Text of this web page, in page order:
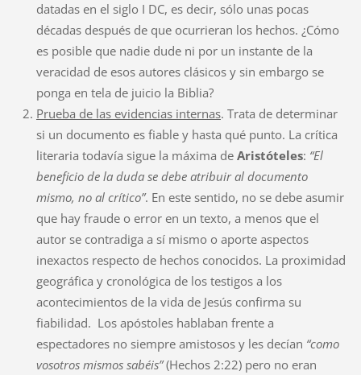
datadas en el siglo I DC, es decir, sólo unas pocas
décadas después de que ocurrieran los hechos. ¿Cómo
es posible que nadie dude ni por un instante de la
veracidad de esos autores clásicos y sin embargo se
ponga en tela de juicio la Biblia?
Prueba de las evidencias internas. Trata de determinar
si un documento es fiable y hasta qué punto. La crítica
literaria todavía sigue la máxima de Aristóteles: “El
beneficio de la duda se debe atribuir al documento
mismo, no al crítico”. En este sentido, no se debe asumir
que hay fraude o error en un texto, a menos que el
autor se contradiga a sí mismo o aporte aspectos
inexactos respecto de hechos conocidos. La proximidad
geográfica y cronológica de los testigos a los
acontecimientos de la vida de Jesús confirma su
fiabilidad. Los apóstoles hablaban frente a
espectadores no siempre amistosos y les decían “como
vosotros mismos sabéis”(Hechos 2:22) pero no eran